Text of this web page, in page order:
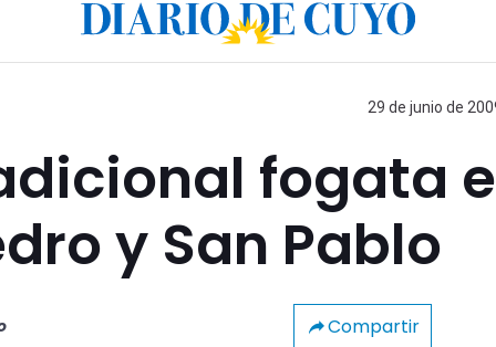
29 de junio de
fogata
y San Pablo
Compartir